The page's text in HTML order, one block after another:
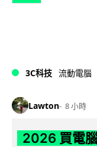
3C科技 流動電腦
Lawton 8 小時
2026 買電